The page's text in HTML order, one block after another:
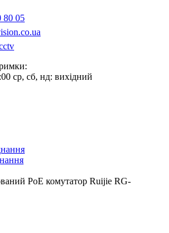
80 05
ср, сб, нд: вихідний
PoE комутатор Ruijie RG-